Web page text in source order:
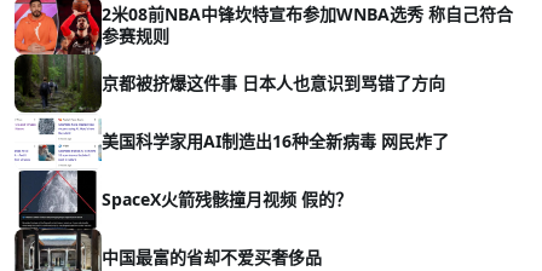
2米08前NBA中锋坎特宣布参加WNBA选秀 称自己符合
参赛规则
京都被挤爆这件事 日本人也意识到骂错了方向
美国科学家用AI制造出16种全新病毒 网民炸了
SpaceX火箭残骸撞月视频 假的？
中国最富的省却不爱买奢侈品